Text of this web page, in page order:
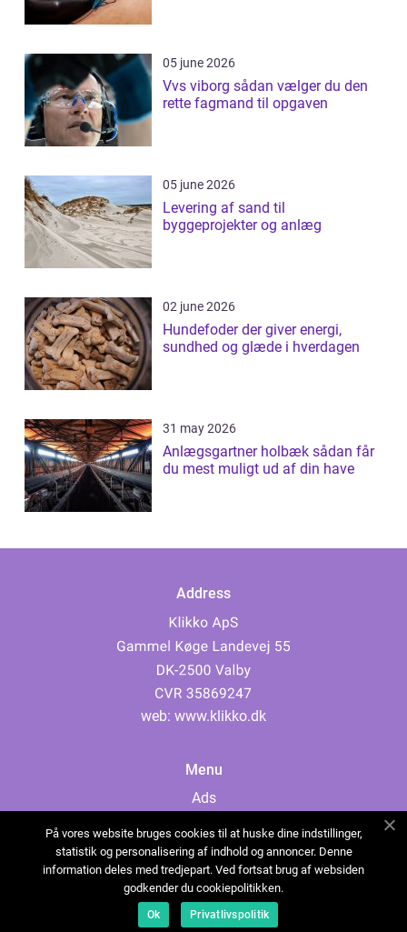
05 june 2026
Vvs viborg sådan vælger du den
rette fagmand til opgaven
05 june 2026
Levering af sand til
byggeprojekter og anlæg
02 june 2026
Hundefoder der giver energi,
sundhed og glæde i hverdagen
31 may 2026
Anlægsgartner holbæk sådan får
du mest muligt ud af din have
Address
web: www.klikko.dk
Menu
Ads
Cookies
Contact
Sitemap
På vores website bruges cookies til at huske dine indstillinger,
statistik og personalisering af indhold og annoncer. Denne
information deles med tredjepart. Ved fortsat brug af websiden
godkender du cookiepolitikken.
Ok Privatlivspolitik